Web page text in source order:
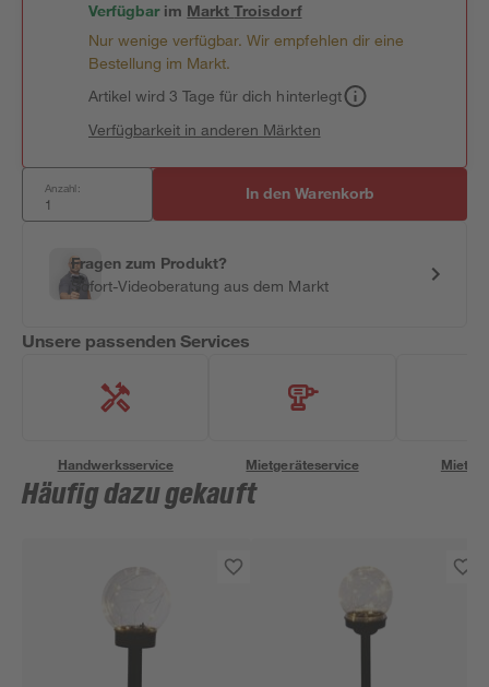
Verfügbar im MarktTroisdorf
Nur wenige verfügbar. Wir empfehlen dir eine
Bestellung im Markt.
Artikel wird 3 Tage für dich hinterlegt
Verfügbarkeit in anderen Märkten
Anzahl: In den Warenkorb
Fragen zum Produkt?
Sofort-Videoberatung aus dem Markt
Unsere passenden Services
Handwerksservice Mietgeräteservice
Häufig dazu gekauft